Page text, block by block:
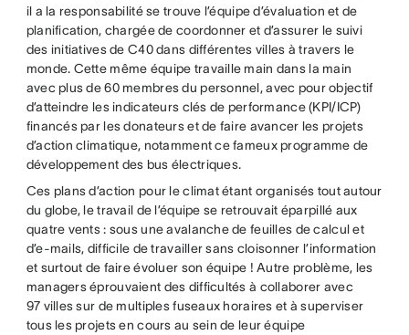
il a la responsabilité se trouve l’équipe d’évaluation et de
planification, chargée de coordonner et d’assurer le suivi
des initiatives de C40 dans différentes villes à travers le
monde. Cette même équipe travaille main dans la main
avec plus de 60 membres du personnel, avec pour objectif
d’atteindre les indicateurs clés de performance (KPI/ICP)
financés par les donateurs et de faire avancer les projets
d’action climatique, notamment ce fameux programme de
développement des bus électriques.
Ces plans d’action pour le climat étant organisés tout autour
du globe, le travail de l’équipe se retrouvait éparpillé aux
quatre vents : sous une avalanche de feuilles de calcul et
d’e-mails, difficile de travailler sans cloisonner l’information
et surtout de faire évoluer son équipe ! Autre problème, les
managers éprouvaient des difficultés à collaborer avec
97 villes sur de multiples fuseaux horaires et à superviser
tous les projets en cours au sein de leur équipe